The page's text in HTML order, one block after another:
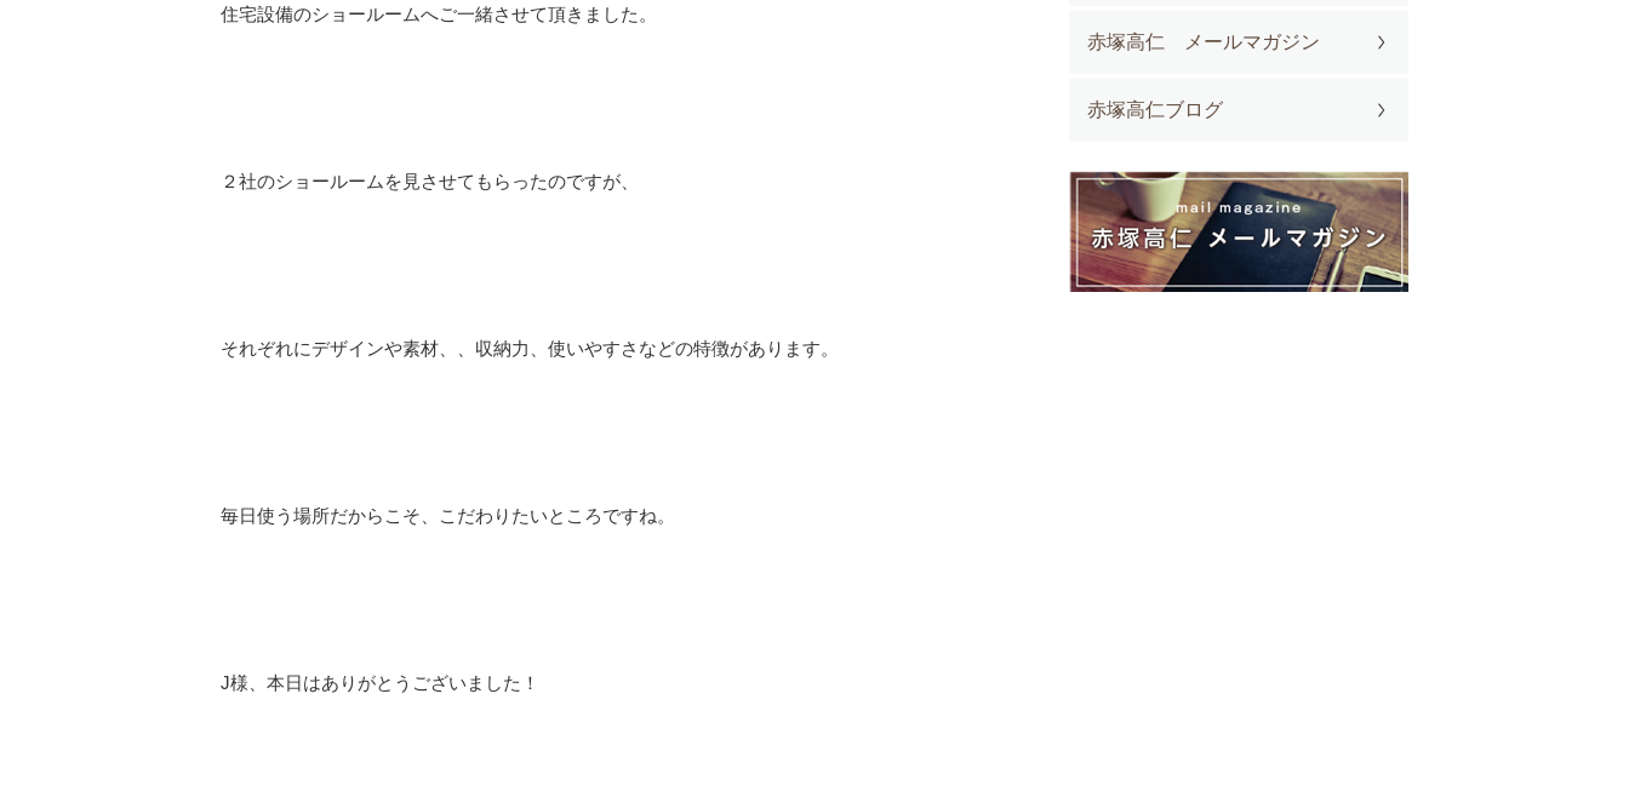
住宅設備のショールームへご一緒させて頂きました。
２社のショールームを見させてもらったのですが、
それぞれにデザインや素材、、収納力、使いやすさなどの特徴があります。
毎日使う場所だからこそ、こだわりたいところですね。
J様、本日はありがとうございました！
赤塚高仁 メールマガジン
赤塚高仁ブログ